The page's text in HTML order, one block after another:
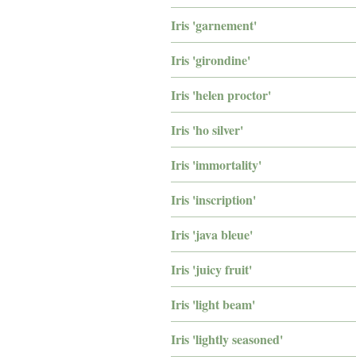
Iris 'garnement'
Iris 'girondine'
Iris 'helen proctor'
Iris 'ho silver'
Iris 'immortality'
Iris 'inscription'
Iris 'java bleue'
Iris 'juicy fruit'
Iris 'light beam'
Iris 'lightly seasoned'